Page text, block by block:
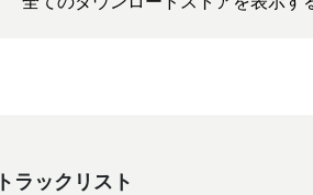
トラックリスト